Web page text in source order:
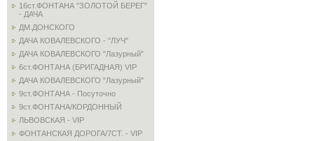
16ст.ФОНТАНА "ЗОЛОТОЙ БЕРЕГ"
- ДАЧА
ДМ.ДОНСКОГО
ДАЧА КОВАЛЕВСКОГО - "ЛУЧ"
ДАЧА КОВАЛЕВСКОГО "Лазурный"
6ст.ФОНТАНА (БРИГАДНАЯ) VIP
ДАЧА КОВАЛЕВСКОГО "Лазурный"
9ст.ФОНТАНА - Посуточно
9ст.ФОНТАНА/КОРДОННЫЙ
ЛЬВОВСКАЯ - VIP
ФОНТАНСКАЯ ДОРОГА/7СТ. - VIP